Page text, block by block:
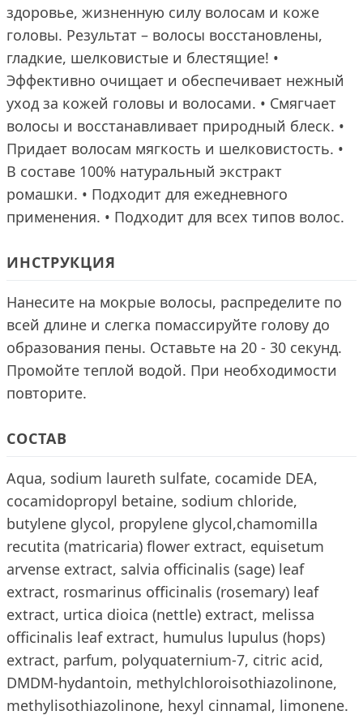
здоровье, жизненную силу волосам и коже
головы. Результат – волосы восстановлены,
гладкие, шелковистые и блестящие! •
Эффективно очищает и обеспечивает нежный
уход за кожей головы и волосами. • Смягчает
волосы и восстанавливает природный блеск. •
Придает волосам мягкость и шелковистость. •
В составе 100% натуральный экстракт
ромашки. • Подходит для ежедневного
применения. • Подходит для всех типов волос.
ИНСТРУКЦИЯ
Нанесите на мокрые волосы, распределите по
всей длине и слегка помассируйте голову до
образования пены. Оставьте на 20 - 30 секунд.
Промойте теплой водой. При необходимости
повторите.
СОСТАВ
Aqua, sodium laureth sulfate, cocamide DEA,
cocamidopropyl betaine, sodium chloride,
butylene glycol, propylene glycol,chamomilla
recutita (matricaria) flower extract, equisetum
arvense extract, salvia officinalis (sage) leaf
extract, rosmarinus officinalis (rosemary) leaf
extract, urtica dioica (nettle) extract, melissa
officinalis leaf extract, humulus lupulus (hops)
extract, parfum, polyquaternium-7, citric acid,
DMDM-hydantoin, methylchloroisothiazolinone,
methylisothiazolinone, hexyl cinnamal, limonene.